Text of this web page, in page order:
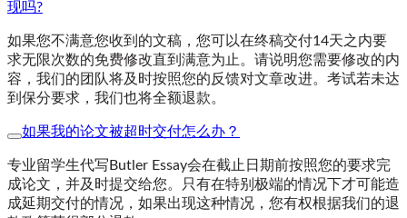
现吗?
如果您不满意您收到的文稿，您可以在终稿交付14天之内要
求无限次数的免费修改直到满意为止。请说明您需要修改的内
容，我们的团队将及时按照您的反馈对文章改进。考试若未达
到保分要求，我们也将全额退款。
如果我的论文被超时交付怎么办？
专业留学生代写Butler Essay会在截止日期前按照您的要求完
成论文，并及时提交给您。只有在特别极端的情况下才可能造
成延期交付的情况，如果出现这种情况，您有权根据我们的退